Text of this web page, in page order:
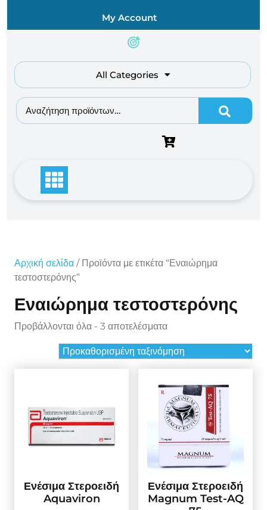
My Account
All Categories
Αναζήτηση για:
Αρχική σελίδα / Προϊόντα με ετικέτα “Εναιώρημα
τεστοστερόνης”
Εναιώρημα τεστοστερόνης
Προβάλλονται όλα - 3 αποτελέσματα
Ενέσιμα Στεροειδή
Aquaviron
Ενέσιμα Στεροειδή
Magnum Test-AQ